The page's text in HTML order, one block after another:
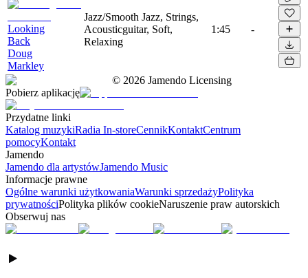
Looking
Back
Doug
Markley
Jazz/Smooth Jazz, Strings,
Acousticguitar, Soft,
Relaxing
1:45 -
© 2026 Jamendo Licensing
Pobierz aplikację
Przydatne linki
Katalog muzykiRadia In-storeCennikKontaktCentrum
pomocyKontakt
Jamendo
Jamendo dla artystówJamendo Music
Informacje prawne
Ogólne warunki użytkowaniaWarunki sprzedażyPolityka
prywatnościPolityka plików cookieNaruszenie praw autorskich
Obserwuj nas